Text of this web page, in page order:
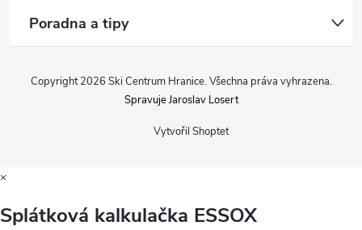
Poradna a tipy
Vytvořil Shoptet
Copyright 2026 Ski Centrum Hranice. Všechna práva vyhrazena.
Spravuje Jaroslav Losert
×
Splátková kalkulačka ESSOX